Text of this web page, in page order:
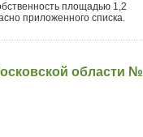
площадью 1,2
приложенного списка.
области №